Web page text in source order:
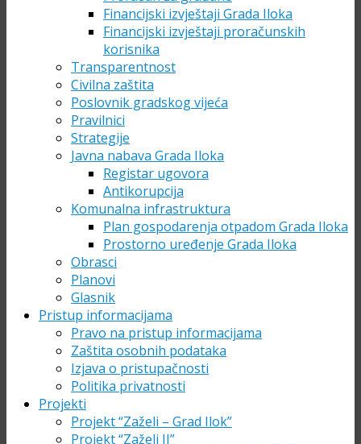
Financijski izvještaji Grada Iloka
Financijski izvještaji proračunskih
korisnika
Transparentnost
Civilna zaštita
Poslovnik gradskog vijeća
Pravilnici
Strategije
Javna nabava Grada Iloka
Registar ugovora
Antikorupcija
Komunalna infrastruktura
Plan gospodarenja otpadom Grada Iloka
Prostorno uređenje Grada Iloka
Obrasci
Planovi
Glasnik
Pristup informacijama
Pravo na pristup informacijama
Zaštita osobnih podataka
Izjava o pristupačnosti
Politika privatnosti
Projekti
Projekt “Zaželi – Grad Ilok”
Projekt “Zaželi II”